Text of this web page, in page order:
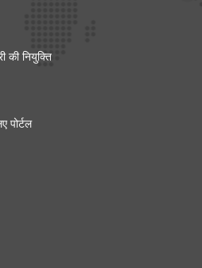
की नियुक्ति
पोर्टल